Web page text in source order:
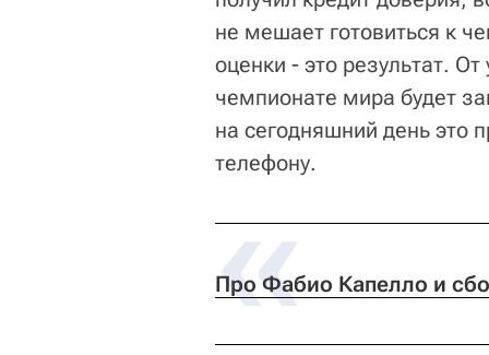
не мешает готовиться к
оценки - это результат.
чемпионате мира будет
на сегодняшний день это
телефону.
Про Фабио Капелло и